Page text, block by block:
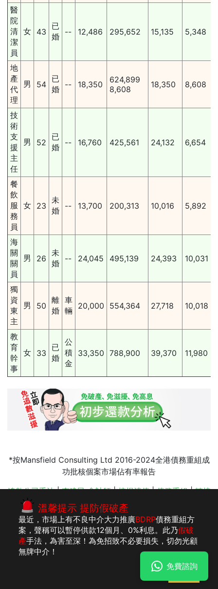
醫
院
清
潔
員
女 43
已
婚
-- 12,486 295,652 15,135 5,348
地
產
代
理
男 54
已
婚
-- 18,350
624,899
8,608
18,350 8,608
技
術
支
援
主
任
男 52
已
婚
-- 16,760 425,561 24,132 6,654
餐
飲
服
務
員
女 23
未
婚
-- 13,700 200,313 10,016 5,892
海
關
關
員
男 26
未
婚
-- 24,045 495,139 24,393 10,031
獨
資
東
主
男 50
離
婚
車
輛
20,000 554,364 27,718 10,018
教
育
幹
事
女 33
已
婚
公
積
金
33,350 788,900 39,370 11,980
*按Mansfield Consulting Ltd 2016-2024全港債務重組成
功批核個案市場佔有率報告
追數公司手法|李建民 會計師|按揭清債|債務重組|轉按
清債| 欠款 分期 | 破產手續|註冊 公司
債務舒緩 收費
法律聲明 私隱聲明及收集個人資料聲明
版權所有：李建
民執業會計師事
免費諮詢
溫馨提示 提防假破產
最近，市場上有不良中介大力推廣BDRP債務重組方
案，聲稱可以暫停供款12個月、0%利息。此乃假破
產手法，為害至深！為免招致不必要損失，切勿光顧
無牌中介！
明白